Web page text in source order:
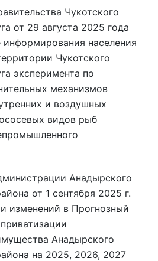
Чукотского
от 29 августа 2025 года
населения
Чукотского
эксперимента по
механизмов
и воздушных
видов рыб
Анадырского
от 1 сентября 2025 г.
изменений в Прогнозный
Анадырского
на 2025, 2026, 2027